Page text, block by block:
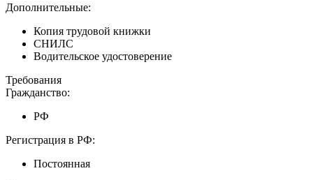
Дополнительные:
Копия трудовой книжки
СНИЛС
Водительское удостоверение
Требования
Гражданство:
РФ
Регистрация в РФ:
Постоянная